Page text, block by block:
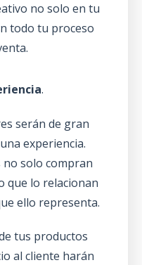
no solo en tu
todo tu proceso
.
serán de gran
experiencia.
solo compran
que lo relacionan
ello representa.
tus productos
al cliente harán